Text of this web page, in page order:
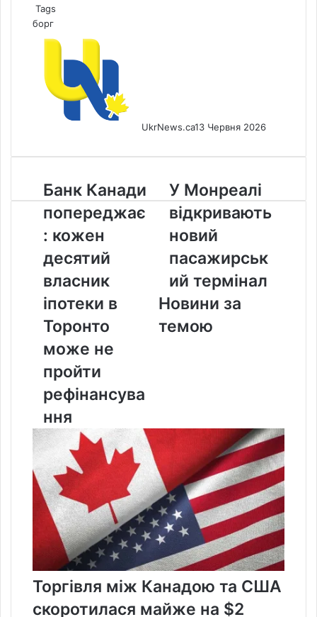
Tags
борг
UkrNews.ca13 Червня 2026
Банк
Канади
попереджає:
кожен
десятий
власник
в
Торонто
може
не
пройти
рефінансування
Банк Канади
попереджає
: кожен
десятий
власник
іпотеки в
Торонто
може не
пройти
рефінансува
ння
У
Монреалі
відкривають
новий
пасажирський
термінал
У Монреалі
відкривають
новий
пасажирськ
ий термінал
Новини за
темою
Торгівля між Канадою та США
скоротилася майже на $2